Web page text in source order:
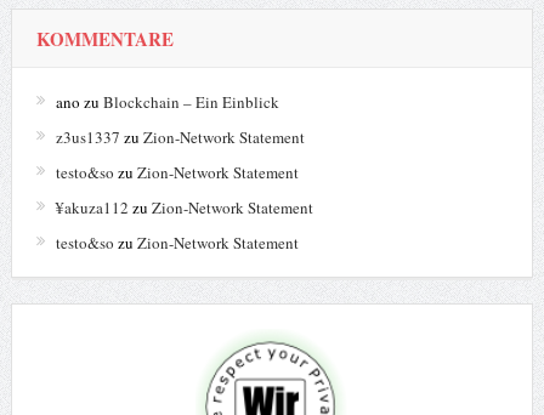
KOMMENTARE
ano zu Blockchain – Ein Einblick
z3us1337 zu Zion-Network Statement
testo&so zu Zion-Network Statement
¥akuza112 zu Zion-Network Statement
testo&so zu Zion-Network Statement